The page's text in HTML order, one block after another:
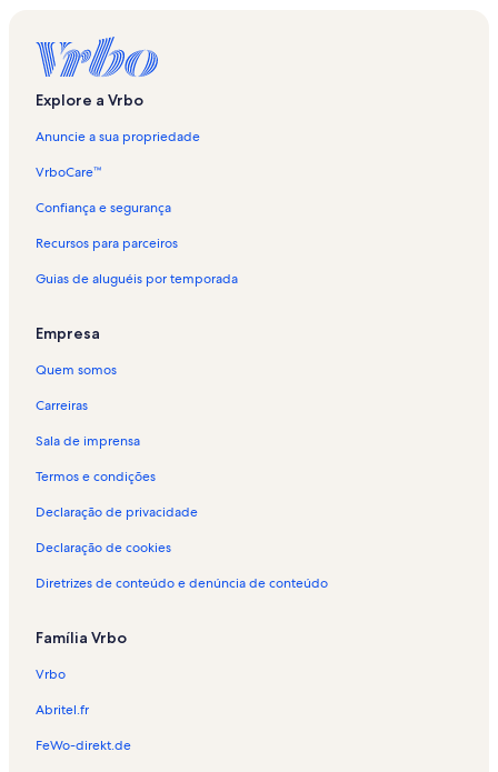
e
a
r
e
s
a
á
i
a
:
A
u
u
i
s
o
t
p
o
r
a
a
u
e
b
e
e
t
p
g
n
a
:
l
g
é
i
p
r
m
p
o
r
d
Explore a Vrbo
Anuncie a sua propriedade
VrboCare™
Confiança e segurança
Recursos para parceiros
Guias de aluguéis por temporada
Empresa
Quem somos
Carreiras
Sala de imprensa
Termos e condições
Declaração de privacidade
Declaração de cookies
Diretrizes de conteúdo e denúncia de conteúdo
Família Vrbo
Vrbo
Abritel.fr
FeWo-direkt.de